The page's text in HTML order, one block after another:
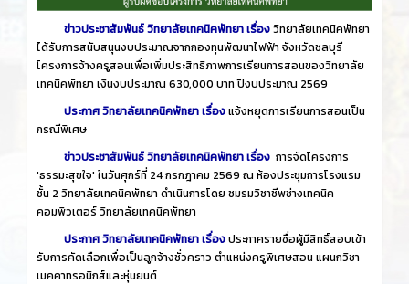
ข่าวประชาสัมพันธ์ วิทยาลัยเทคนิคพัทยา เรื่องวิทยาลัยเทคนิคพัทยา
ได้รับการสนับสนุนงบประมาณจากกองทุนพัฒนาไฟฟ้า จังหวัดชลบุรี
โครงการจ้างครูสอนเพื่อเพิ่มประสิทธิภาพการเรียนการสอนของวิทยาลัย
เทคนิคพัทยา เงินงบประมาณ 630,000 บาท ปีงบประมาณ 2569
ประกาศ วิทยาลัยเทคนิคพัทยา เรื่องแจ้งหยุดการเรียนการสอนเป็น
กรณีพิเศษ
ข่าวประชาสัมพันธ์ วิทยาลัยเทคนิคพัทยา เรื่อง การจัดโครงการ
'ธรรมะสุขใจ' ในวันศุกร์ที่ 24 กรกฎาคม 2569 ณ ห้องประชุมการโรงแรม
ชั้น 2 วิทยาลัยเทคนิคพัทยา ดำเนินการโดย ชมรมวิชาชีพช่างเทคนิค
คอมพิวเตอร์ วิทยาลัยเทคนิคพัทยา
ประกาศ วิทยาลัยเทคนิคพัทยา เรื่องประกาศรายชื่อผู้มีสิทธิ์สอบเข้า
รับการคัดเลือกเพื่อเป็นลูกจ้างชั่วคราว ตำแหน่งครูพิเศษสอน แผนกวิชา
เมคคาทรอนิกส์และหุ่นยนต์